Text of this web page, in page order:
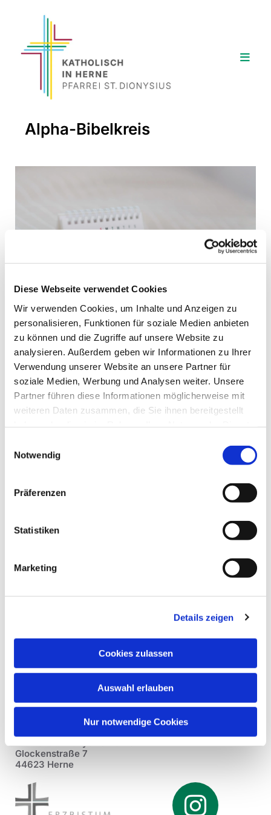
Diese Webseite verwendet Cookies
Wir verwenden Cookies, um Inhalte und Anzeigen zu
personalisieren, Funktionen für soziale Medien anbieten
zu können und die Zugriffe auf unsere Website zu
analysieren. Außerdem geben wir Informationen zu Ihrer
Verwendung unserer Website an unsere Partner für
soziale Medien, Werbung und Analysen weiter. Unsere
Partner führen diese Informationen möglicherweise mit
weiteren Daten zusammen, die Sie ihnen bereitgestellt
Notwendig
Präferenzen
Statistiken
Marketing
Details zeigen
Cookies zulassen
Auswahl erlauben
Nur notwendige Cookies
Alpha-Bibelkreis
Donnerstag, 20. Mai 2027, 19:15
Uhr
Pfarrzentrum St. Dionysius,
Bahnhofstraße 38, 44623 Herne
Glockenstraße 7
44623 Herne